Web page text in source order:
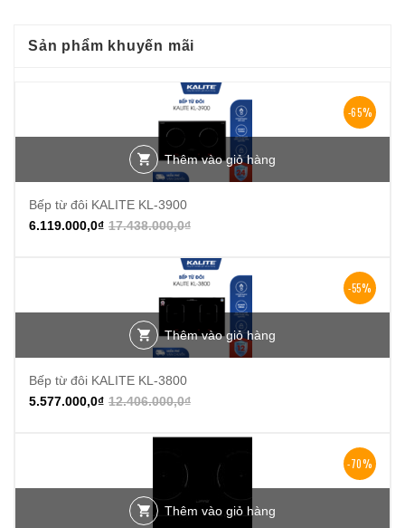
Sản phẩm khuyến mãi
-65%
Thêm vào giỏ hàng
Bếp từ đôi KALITE KL-3900
17.438.000,0₫
6.119.000,0₫
-55%
Thêm vào giỏ hàng
Bếp từ đôi KALITE KL-3800
12.406.000,0₫
5.577.000,0₫
-70%
Thêm vào giỏ hàng